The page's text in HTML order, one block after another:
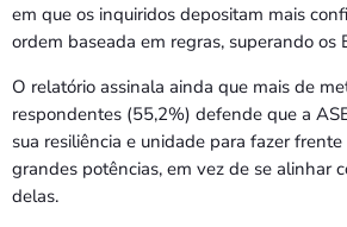
em que os inquiridos depositam mais
ordem baseada em regras, superando os
O relatório assinala ainda que mais de
respondentes (55,2%) defende que a
sua resiliência e unidade para fazer
grandes potências, em vez de se alinhar
delas.